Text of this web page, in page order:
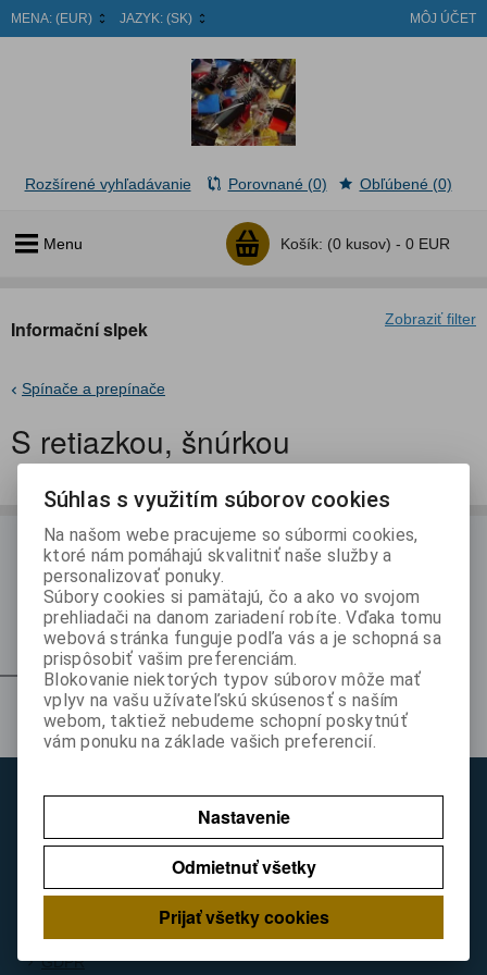
MENA: (EUR) JAZYK: (SK) MÔJ ÚČET
Menu Košík: (0 kusov) - 0 EUR
Rozšírené vyhľadávanie Porovnané (0) Obľúbené (0)
Zobraziť filter
Informační slpek
Spínače a prepínače
S retiazkou, šnúrkou
ODBER NOVINIEK
Prihláste sa k odberu noviniek
Registrovať
Z nášho blogu
Zákaznícky servís
Kontakt
Obchodné podmienky
Reklamačné podmienky
GDPR
Súhlas s využitím súborov cookies
Na našom webe pracujeme so súbormi cookies,
ktoré nám pomáhajú skvalitniť naše služby a
personalizovať ponuky.
Súbory cookies si pamätajú, čo a ako vo svojom
prehliadači na danom zariadení robíte. Vďaka tomu
webová stránka funguje podľa vás a je schopná sa
prispôsobiť vašim preferenciám.
Blokovanie niektorých typov súborov môže mať
vplyv na vašu užívateľskú skúsenosť s naším
webom, taktiež nebudeme schopní poskytnúť
vám ponuku na základe vašich preferencií.
Nastavenie
Odmietnuť všetky
Prijať všetky cookies